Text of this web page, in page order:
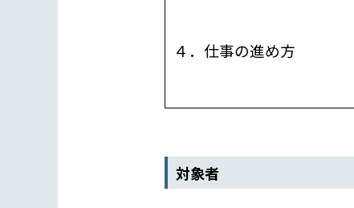
４．仕事の進め方
対象者